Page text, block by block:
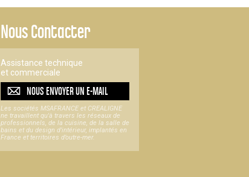
Nous Contacter
Assistance technique
et commerciale
NOUS ENVOYER UNE-MAIL
Les sociétés MSAFRANCE et CREALIGNE
ne travaillent qu'à travers les réseaux de
professionnels, de la cuisine, de la salle de
bains et du design d'intérieur, implantés en
France et territoires d’outre-mer.